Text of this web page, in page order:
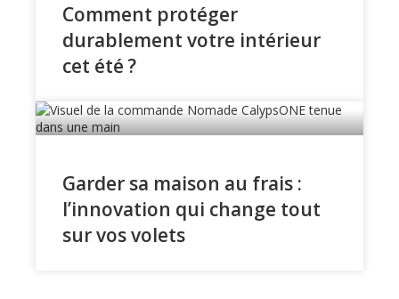
Comment protéger
durablement votre intérieur
cet été ?
Garder sa maison au frais :
l’innovation qui change tout
sur vos volets